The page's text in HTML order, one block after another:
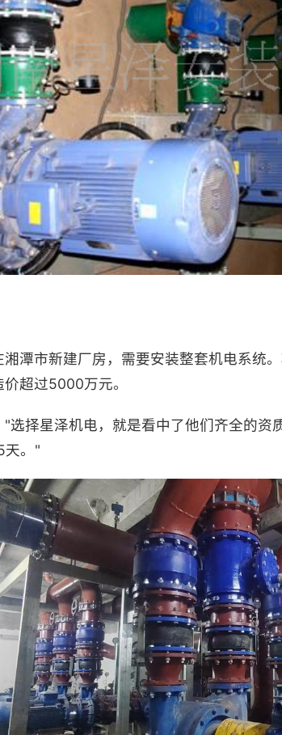
湘潭市新建厂房，需要安装整套机电系统
超过5000万元。
选择星泽机电，就是看中了他们齐全的
天。"